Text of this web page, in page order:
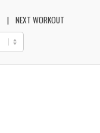
NEXT WORKOUT